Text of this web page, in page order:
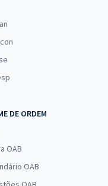
DE ORDEM
OAB
OAB